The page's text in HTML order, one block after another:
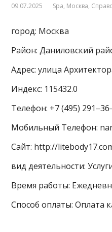
09.07.2025 Spa, Москва,
город: Москва
Район: Даниловский
Адрес: улица
Индекс: 115432.0
Телефон: +7 (495)
Мобильный Телефон:
Сайт: http://
вид деятельности:
Время работы:
Способ оплаты: Оплата